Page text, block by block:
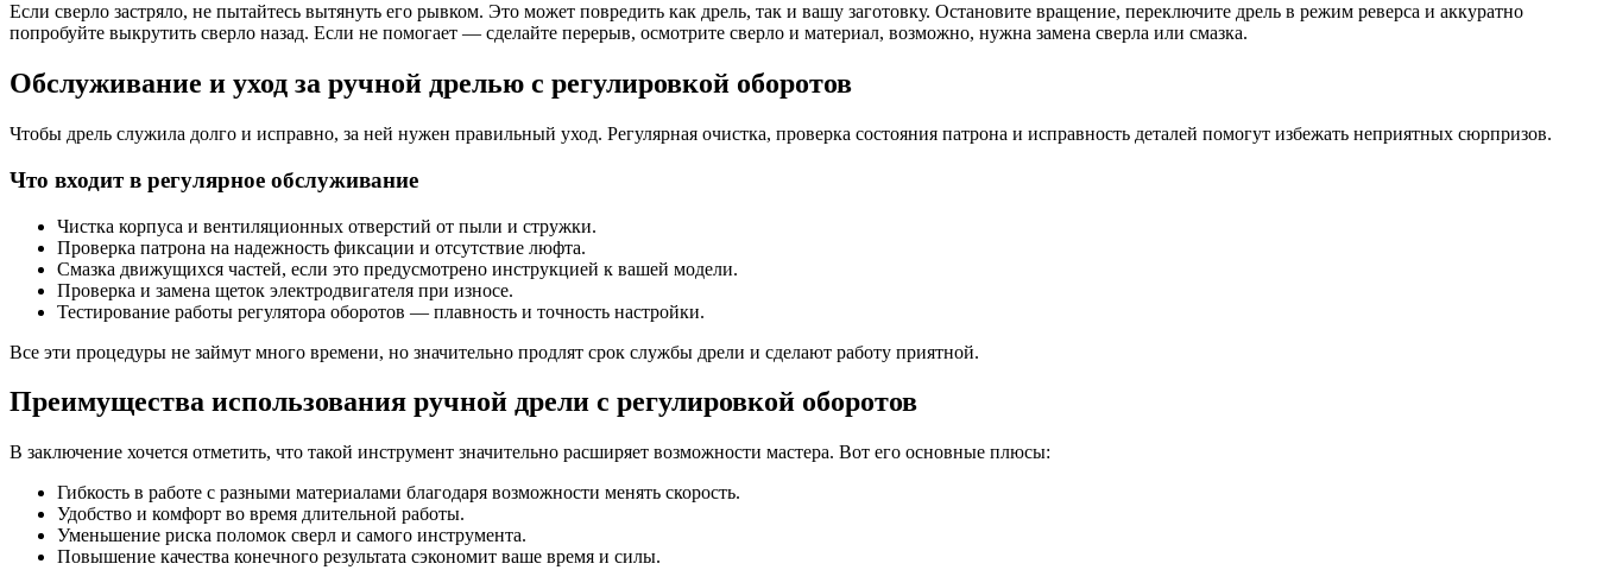
Если сверло застряло, не пытайтесь вытянуть его рывком. Это может повредить как дрель, так и вашу заготовку. Остановите вращение, переключите дрель в режим реверса и аккуратно
попробуйте выкрутить сверло назад. Если не помогает — сделайте перерыв, осмотрите сверло и материал, возможно, нужна замена сверла или смазка.
Обслуживание и уход за ручной дрелью с регулировкой оборотов
Чтобы дрель служила долго и исправно, за ней нужен правильный уход. Регулярная очистка, проверка состояния патрона и исправность деталей помогут избежать неприятных сюрпризов.
Что входит в регулярное обслуживание
Чистка корпуса и вентиляционных отверстий от пыли и стружки.
Проверка патрона на надежность фиксации и отсутствие люфта.
Смазка движущихся частей, если это предусмотрено инструкцией к вашей модели.
Проверка и замена щеток электродвигателя при износе.
Тестирование работы регулятора оборотов — плавность и точность настройки.
Все эти процедуры не займут много времени, но значительно продлят срок службы дрели и сделают работу приятной.
Преимущества использования ручной дрели с регулировкой оборотов
В заключение хочется отметить, что такой инструмент значительно расширяет возможности мастера. Вот его основные плюсы:
Гибкость в работе с разными материалами благодаря возможности менять скорость.
Удобство и комфорт во время длительной работы.
Уменьшение риска поломок сверл и самого инструмента.
Повышение качества конечного результата сэкономит ваше время и силы.